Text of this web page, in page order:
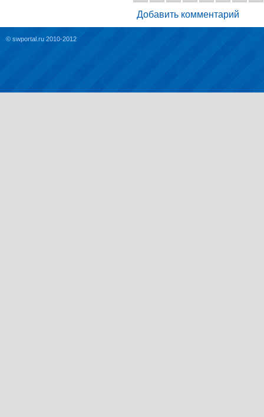
Добавить комментарий
© swportal.ru 2010-2012